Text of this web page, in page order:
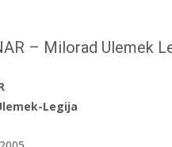
– Milorad Ulemek
Legija